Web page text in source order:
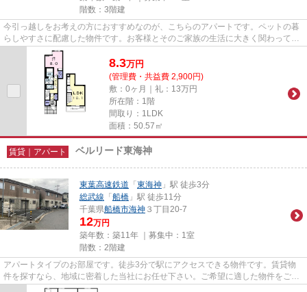
階数：3階建
今引っ越しをお考えの方におすすめなのが、こちらのアパートです。ペットの暮
らしやすさに配慮した物件です。お客様とそのご家族の生活に大きく関わってく
る、住の環境。これまでより...
8.3万円
(管理費・共益費 2,900円)
敷：0ヶ月｜礼：13万円
所在階：1階
間取り：1LDK
面積：50.57㎡
賃貸｜アパート ベルリード東海神
東葉高速鉄道 「 東海神 」駅 徒歩3分
総武線 「 船橋 」駅 徒歩11分
千葉県船橋市海神 ３丁目20-7
12万円
築年数：築11年 ｜募集中： 1室
階数：2階建
アパートタイプのお部屋です。徒歩3分で駅にアクセスできる物件です。賃貸物
件を探すなら、地域に密着した当社にお任せ下さい。ご希望に適した物件をご紹
介し、快適に新生活が始められ...